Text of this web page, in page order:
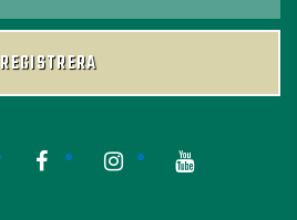
REGISTRERA